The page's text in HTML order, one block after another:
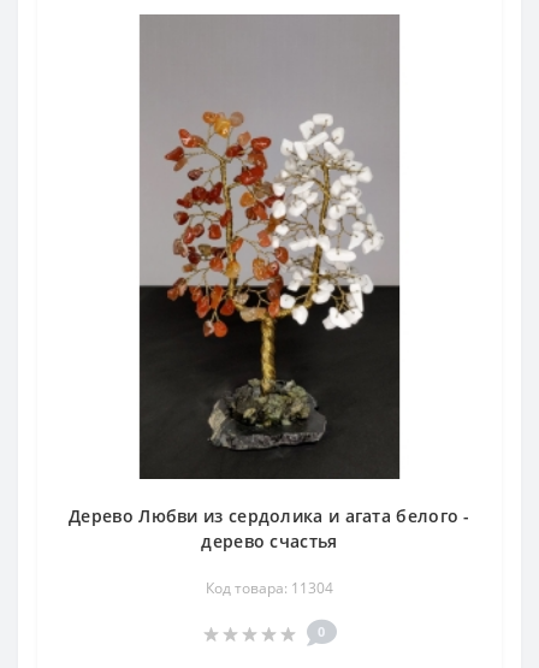
Дерево Любви из сердолика и агата белого -
дерево счастья
Код товара: 11304
0